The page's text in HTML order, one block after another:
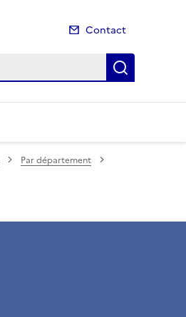
Contact
Par département